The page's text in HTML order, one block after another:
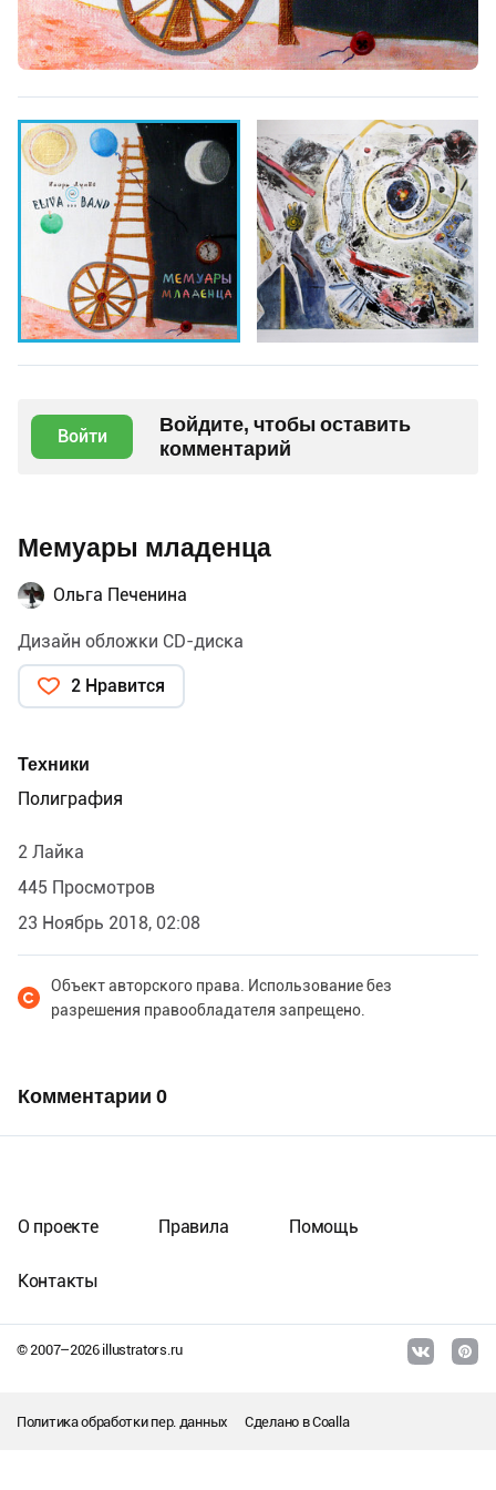
Войти
Войдите, чтобы оставить
комментарий
Мемуары младенца
Ольга Печенина
Дизайн обложки CD-диска
2 Нравится
Техники
Полиграфия
2 Лайка
445 Просмотров
23 Ноябрь 2018, 02:08
Объект авторского права. Использование без
разрешения правообладателя запрещено.
Комментарии 0
© 2007–2026illustrators.ru
О проекте Правила Помощь
Контакты
Политика обработки пер. данных Сделано вCoalla